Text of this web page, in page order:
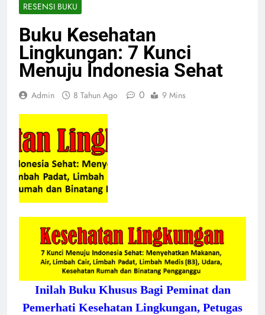
RESENSI BUKU
Buku Kesehatan
Lingkungan: 7 Kunci
Menuju Indonesia Sehat
Admin 8 Tahun Ago 0 9 Mins
Inilah Buku Khusus Bagi Peminat dan
Pemerhati Kesehatan Lingkungan, Petugas